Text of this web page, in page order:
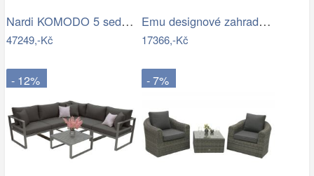
Nardi KOMODO 5 sedačka Mdum
47249,-Kč
Emu designové zahradní sedačky Darwin…
17366,-Kč
- 12% - 7%